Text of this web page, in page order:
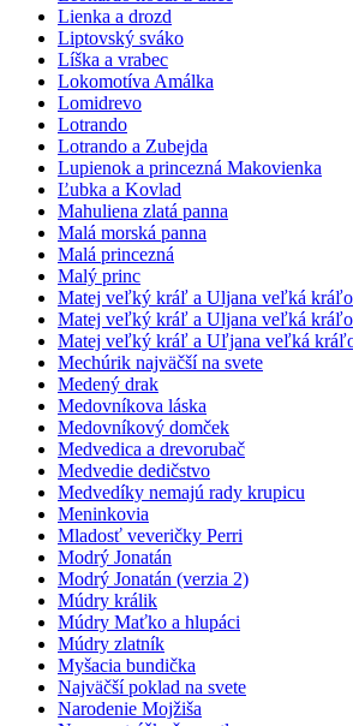
Lienka a drozd
Liptovský sváko
Líška a vrabec
Lokomotíva Amálka
Lomidrevo
Lotrando
Lotrando a Zubejda
Lupienok a princezná Makovienka
Ľubka a Kovlad
Mahuliena zlatá panna
Malá morská panna
Malá princezná
Malý princ
Matej veľký kráľ a Uljana veľká
Matej veľký kráľ a Uljana veľká
Matej veľký kráľ a Uľjana veľká
Mechúrik najväčší na svete
Medený drak
Medovníkova láska
Medovníkový domček
Medvedica a drevorubač
Medvedie dedičstvo
Medvedíky nemajú rady krupicu
Meninkovia
Mladosť veveričky Perri
Modrý Jonatán
Modrý Jonatán (verzia 2)
Múdry králik
Múdry Maťko a hlupáci
Múdry zlatník
Myšacia bundička
Najväčší poklad na svete
Narodenie Mojžiša